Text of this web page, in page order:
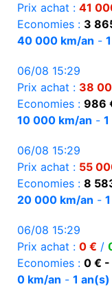
Prix achat : 41
Economies : 3
40 000 km/an -
06/08 15:29
Prix achat : 38
Economies : 986
10 000 km/an -
06/08 15:29
Prix achat : 55
Economies : 8
20 000 km/an -
06/08 15:29
Prix achat : 0 € /
Economies : 0 € -
0 km/an - 1 an(s)